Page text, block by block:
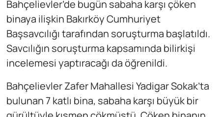
Bahçelievler’de bugün sabaha karşı çöken
binaya ilişkin Bakırköy Cumhuriyet
Başsavcılığı tarafından soruşturma başlatıldı.
Savcılığın soruşturma kapsamında bilirkişi
incelemesi yaptıracağı da öğrenildi.
Bahçelievler Zafer Mahallesi Yadigar Sokak’ta
bulunan 7 katlı bina, sabaha karşı büyük bir